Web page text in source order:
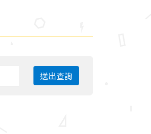
送出查詢